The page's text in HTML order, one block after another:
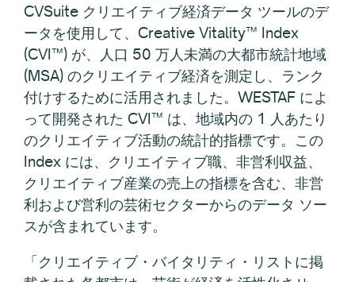
CVSuite クリエイティブ経済データ ツールのデ
ータを使用して、Creative Vitality™ Index
(CVI™) が、人口 50 万人未満の大都市統計地域
(MSA) のクリエイティブ経済を測定し、ランク
付けするために活用されました。WESTAF によ
って開発された CVI™ は、地域内の 1 人あたり
のクリエイティブ活動の統計的指標です。この
Index には、クリエイティブ職、非営利収益、
クリエイティブ産業の売上の指標を含む、非営
利および営利の芸術セクターからのデータ ソー
スが含まれています。
「クリエイティブ・バイタリティ・リストに掲